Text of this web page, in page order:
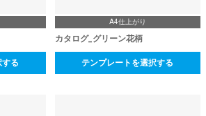
る
A4仕上がり
カタログ_グリーン花柄
テンプレートを選択する